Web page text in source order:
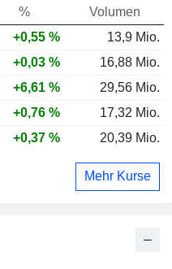
%
Volumen
+0,55 %
13,9 Mio.
+0,03 %
16,88 Mio.
+6,61 %
29,56 Mio.
+0,76 %
17,32 Mio.
+0,37 % 20,39 Mio.
Mehr Kurse